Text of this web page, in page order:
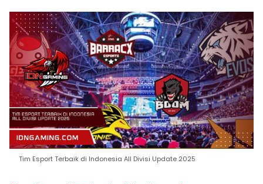
Tim Esport Terbaik di Indonesia All Divisi Update 2025